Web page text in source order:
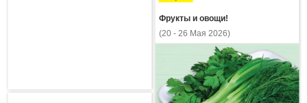
Фрукты и овощи!
(20 - 26 Мая 2026)